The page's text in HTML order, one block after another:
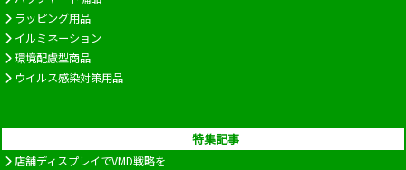
ラッピング用品
イルミネーション
環境配慮型商品
ウイルス感染対策用品
特集記事
店舗ディスプレイでVMD戦略を